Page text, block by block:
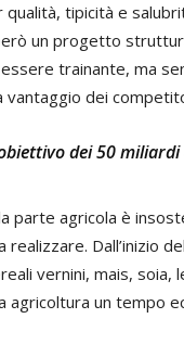
tipicità e
un progetto
trainante, ma
dei
dei 50
parte agricola è
Dall’inizio
vernini, mais, soia,
un tempo